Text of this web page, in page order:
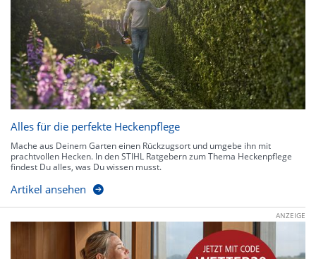
Alles für die perfekte Heckenpflege
Mache aus Deinem Garten einen Rückzugsort und umgebe ihn mit
prachtvollen Hecken. In den STIHL Ratgebern zum Thema Heckenpflege
findest Du alles, was Du wissen musst.
Artikel ansehen
ANZEIGE